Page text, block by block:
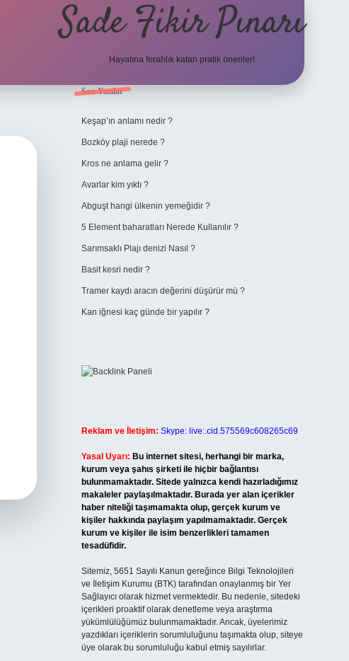
Sade Fikir Pınarı
Hayatına ferahlık katan pratik öneriler!
Sidebar
Son Yazılar
Keşap’ın anlamı nedir ?
Bozköy plaji nerede ?
Kros ne anlama gelir ?
Avarlar kim yıktı ?
Abguşt hangi ülkenin yemeğidir ?
5 Element baharatları Nerede Kullanılır ?
Sarımsaklı Plajı denizi Nasıl ?
Basit kesri nedir ?
Tramer kaydı aracın değerini düşürür mü ?
Kan iğnesi kaç günde bir yapılır ?
Reklam ve İletişim: Skype: live:.cid.575569c608265c69
Yasal Uyarı: Bu internet sitesi, herhangi bir marka,
kurum veya şahıs şirketi ile hiçbir bağlantısı
bulunmamaktadır. Sitede yalnızca kendi hazırladığımız
makaleler paylaşılmaktadır. Burada yer alan içerikler
haber niteliği taşımamakta olup, gerçek kurum ve
kişiler hakkında paylaşım yapılmamaktadır. Gerçek
kurum ve kişiler ile isim benzerlikleri tamamen
tesadüfidir.
Sitemiz, 5651 Sayılı Kanun gereğince Bilgi Teknolojileri
ve İletişim Kurumu (BTK) tarafından onaylanmış bir Yer
Sağlayıcı olarak hizmet vermektedir. Bu nedenle, sitedeki
içerikleri proaktif olarak denetleme veya araştırma
yükümlülüğümüz bulunmamaktadır. Ancak, üyelerimiz
yazdıkları içeriklerin sorumluluğunu taşımakta olup, siteye
üye olarak bu sorumluluğu kabul etmiş sayılırlar.